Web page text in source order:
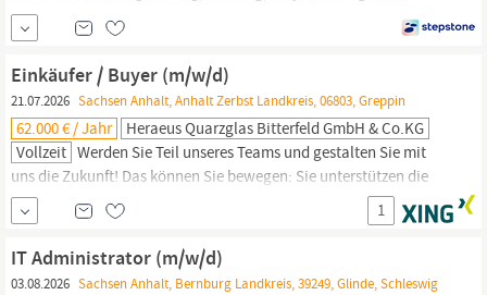
Führung und Teamentwicklung (People Management) Als
Gruppenleitung, Teamleiter, übernehmen Sie die fachliche und
disziplinarische Führung, Personalführung eines mehrköpfigen
Planungsteams (ca. 5-10 Mitarbeiter). Sie fördern die...
Einkäufer / Buyer (m/w/d)
21.07.2026 Sachsen Anhalt, Anhalt Zerbst Landkreis, 06803, Greppin
62.000 € / Jahr
Heraeus Quarzglas Bitterfeld GmbH & Co.KG
Vollzeit Werden Sie Teil unseres Teams und gestalten Sie mit
uns die Zukunft! Das können Sie bewegen: Sie unterstützen die
Einkaufsorganisation
bei der effizienten Abwicklung von
Beschaffungsprozessen und fördern die kontinuierliche
Einkaufsabläufen.
Bestellanforderungen, erstellen Bestellungen und begleiten den...
1
IT Administrator (m/w/d)
03.08.2026 Sachsen Anhalt, Bernburg Landkreis, 39249, Glinde, Schleswig